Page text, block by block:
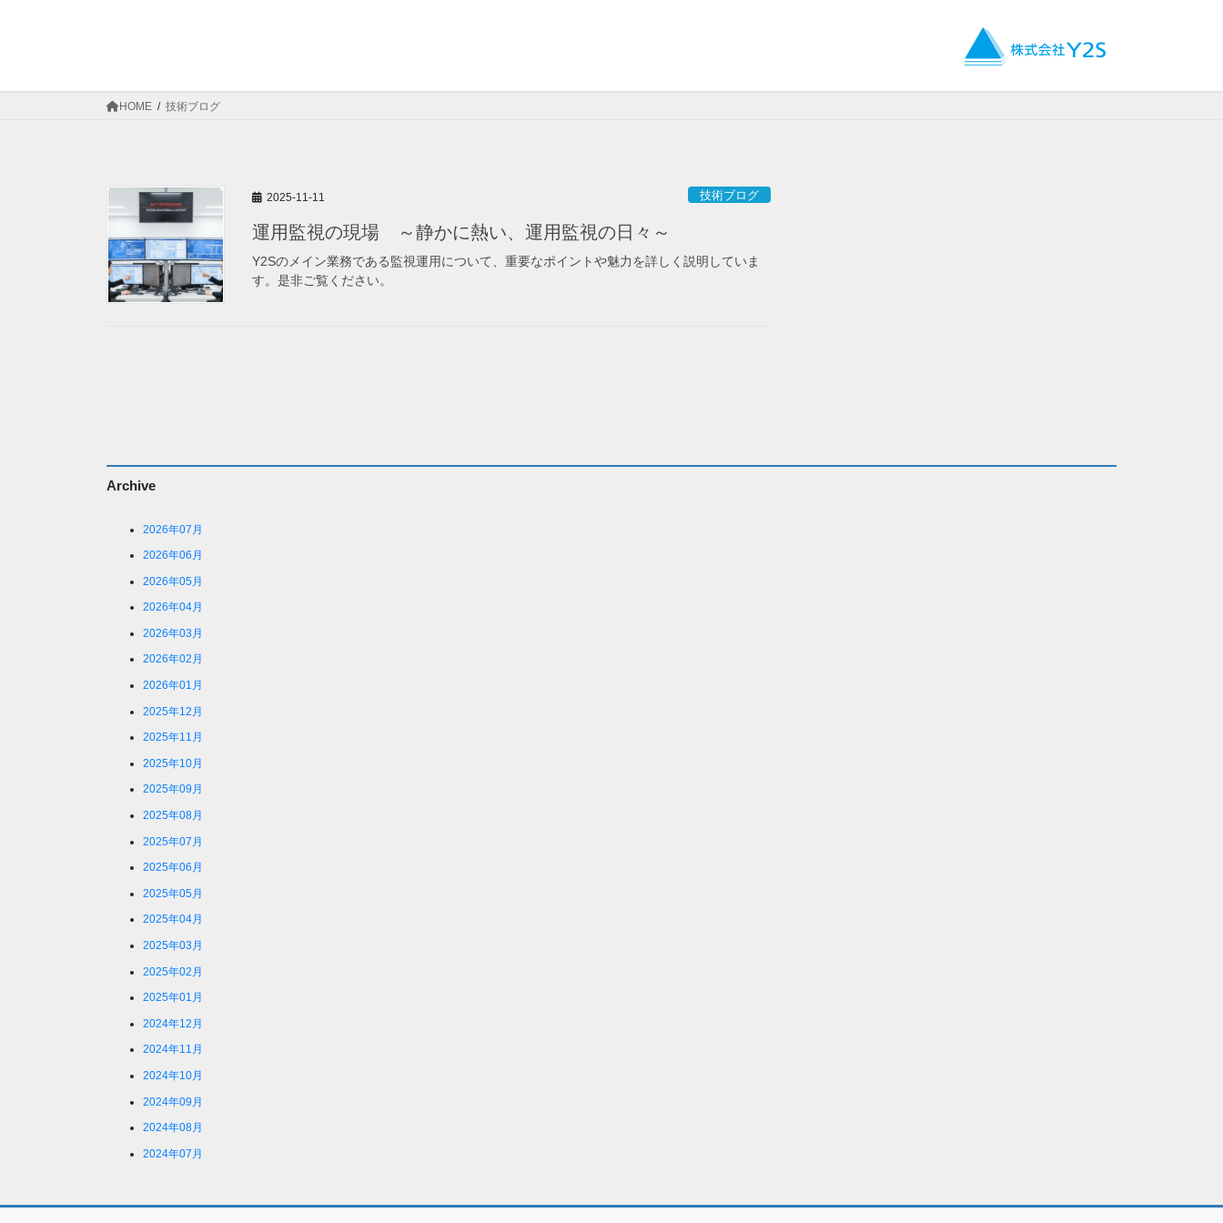
HOME 技術ブログ
2025-11-11 技術ブログ
運用監視の現場 ～静かに熱い、運用監視の日々～
Y2Sのメイン業務である監視運用について、重要なポイントや魅力を詳しく説明していま
す。是非ご覧ください。
ペ
ー
送
り
Archive
2026年07月
2026年06月
2026年05月
2026年04月
2026年03月
2026年02月
2026年01月
2025年12月
2025年11月
2025年10月
2025年09月
2025年08月
2025年07月
2025年06月
2025年05月
2025年04月
2025年03月
2025年02月
2025年01月
2024年12月
2024年11月
2024年10月
2024年09月
2024年08月
2024年07月